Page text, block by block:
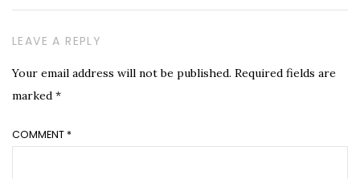
LEAVE A REPLY
Your email address will not be published. Required fields are
marked *
COMMENT *